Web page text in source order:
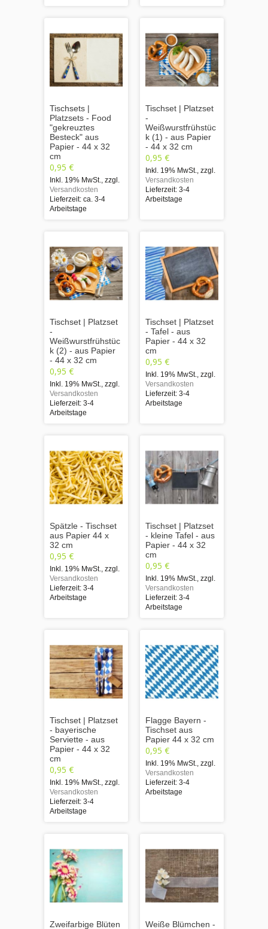
Tischsets |
Platzsets - Food
"gekreuztes
Besteck" aus
Papier - 44 x 32
cm
0,95 €
Inkl. 19% MwSt. zzgl.
Versandkosten
Lieferzeit: ca. 3-4
Arbeitstage
Tischset | Platzset
-
Weißwurstfrühstüc
k (1) - aus Papier
- 44 x 32 cm
0,95 €
Inkl. 19% MwSt. zzgl.
Versandkosten
Lieferzeit: 3-4
Arbeitstage
Tischset | Platzset
-
Weißwurstfrühstüc
k (2) - aus Papier
- 44 x 32 cm
0,95 €
Inkl. 19% MwSt. zzgl.
Versandkosten
Lieferzeit: 3-4
Arbeitstage
Tischset | Platzset
- Tafel - aus
Papier - 44 x 32
cm
0,95 €
Inkl. 19% MwSt. zzgl.
Versandkosten
Lieferzeit: 3-4
Arbeitstage
Spätzle - Tischset
aus Papier 44 x
32 cm
0,95 €
Inkl. 19% MwSt. zzgl.
Versandkosten
Lieferzeit: 3-4
Arbeitstage
Tischset | Platzset
- kleine Tafel - aus
Papier - 44 x 32
cm
0,95 €
Inkl. 19% MwSt. zzgl.
Versandkosten
Lieferzeit: 3-4
Arbeitstage
Tischset | Platzset
- bayerische
Serviette - aus
Papier - 44 x 32
cm
0,95 €
Inkl. 19% MwSt. zzgl.
Versandkosten
Lieferzeit: 3-4
Arbeitstage
Flagge Bayern -
Tischset aus
Papier 44 x 32 cm
0,95 €
Inkl. 19% MwSt. zzgl.
Versandkosten
Lieferzeit: 3-4
Arbeitstage
Zweifarbige Blüten
Weiße Blümchen -